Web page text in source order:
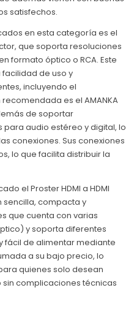
satisfechos.
en esta categoría es el
que soporta resoluciones
formato óptico o RCA. Este
de uso y
incluyendo el
es el AMANKA
de soportar
para audio estéreo y digital, lo
conexiones. Sus conexiones
lo que facilita distribuir la
el Proster HDMI a HDMI
sencilla, compacta y
que cuenta con varias
y soporta diferentes
fácil de alimentar mediante
a su bajo precio, lo
quienes solo desean
complicaciones técnicas